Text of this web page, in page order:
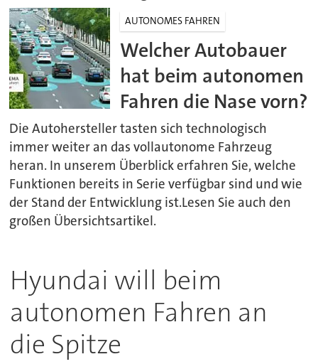
AUTONOMES FAHREN
Welcher Autobauer
hat beim autonomen
Fahren die Nase vorn?
Die Autohersteller tasten sich technologisch
immer weiter an das vollautonome Fahrzeug
heran. In unserem Überblick erfahren Sie, welche
Funktionen bereits in Serie verfügbar sind und wie
der Stand der Entwicklung ist.Lesen Sie auch den
großen Übersichtsartikel.
Hyundai will beim
autonomen Fahren an
die Spitze